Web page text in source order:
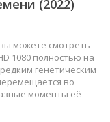
(2022)
можете смотреть
1080 полностью на
генетическим
во
моменты её